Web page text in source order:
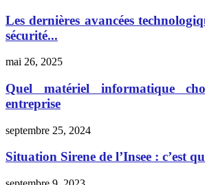
Les dernières avancées
sécurité...
mai 26, 2025
Quel matériel informatique
entreprise
septembre 25, 2024
Situation Sirene de l’Insee : c’est